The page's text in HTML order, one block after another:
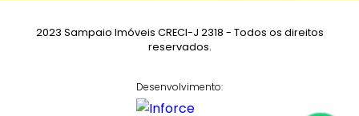
2023 Sampaio Imóveis CRECI-J 2318 - Todos os direitos
reservados.
Desenvolvimento: